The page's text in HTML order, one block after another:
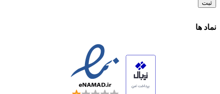
نماد ها